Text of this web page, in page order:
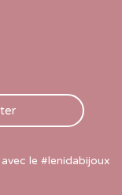
le #lenidabijoux